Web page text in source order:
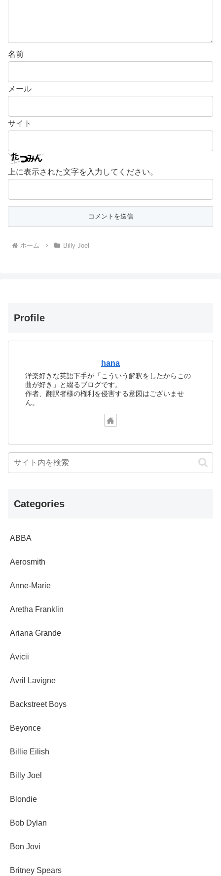
名前
メール
サイト
上に表示された文字を入力してください。
ホーム Billy Joel
Profile
hana
洋楽好きな英語下手が「こういう解釈をしたからこの
曲が好き」と綴るブログです。
作者、翻訳者様の権利を侵害する意図はございませ
ん。
Categories
ABBA
Aerosmith
Anne-Marie
Aretha Franklin
Ariana Grande
Avicii
Avril Lavigne
Backstreet Boys
Beyonce
Billie Eilish
Billy Joel
Blondie
Bob Dylan
Bon Jovi
Britney Spears